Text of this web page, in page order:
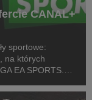
CANAL+
sportowe:
na których
EA SPORTS.
po formaln...